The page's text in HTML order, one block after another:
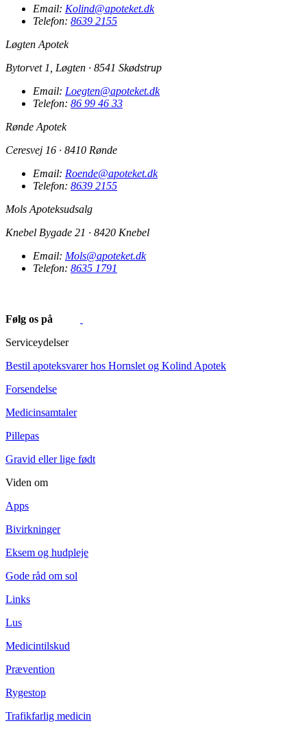
Email: Kolind@apoteket.dk
Telefon: 8639 2155
Løgten Apotek
Bytorvet 1, Løgten · 8541 Skødstrup
Email: Loegten@apoteket.dk
Telefon: 86 99 46 33
Rønde Apotek
Ceresvej 16 · 8410 Rønde
Email: Roende@apoteket.dk
Telefon: 8639 2155
Mols Apoteksudsalg
Knebel Bygade 21 · 8420 Knebel
Email: Mols@apoteket.dk
Telefon: 8635 1791
Følg os på
Serviceydelser
Bestil apoteksvarer hos Hornslet og Kolind Apotek
Forsendelse
Medicinsamtaler
Pillepas
Gravid eller lige født
Viden om
Apps
Bivirkninger
Eksem og hudpleje
Gode råd om sol
Links
Lus
Medicintilskud
Prævention
Rygestop
Trafikfarlig medicin